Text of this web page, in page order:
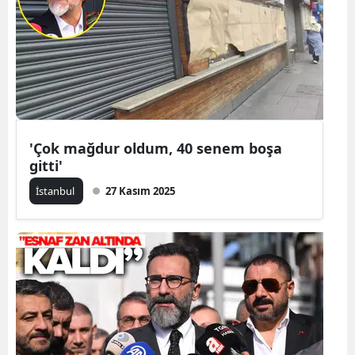
Samsun
Siirt
Sinop
Sivas
Trabzon
Tunceli
Şanlıurfa
Uşak
Van
'Çok mağdur oldum, 40 senem boşa
gitti'
İstanbul 27 Kasım 2025